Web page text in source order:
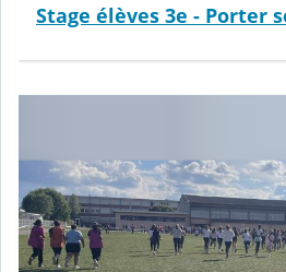
Stage élèves 3e - Porter